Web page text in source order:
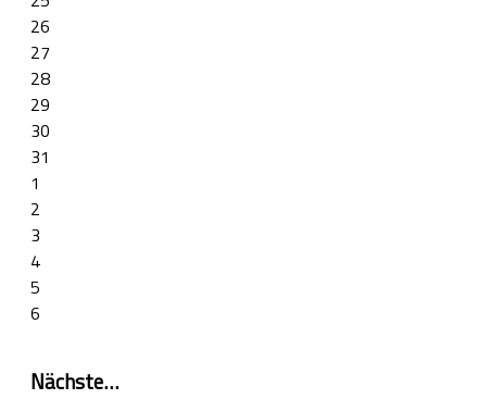
26
27
28
29
30
31
1
2
3
4
5
6
Nächste…